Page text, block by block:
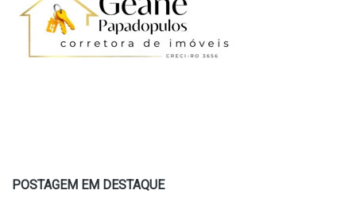
POSTAGEM EM DESTAQUE